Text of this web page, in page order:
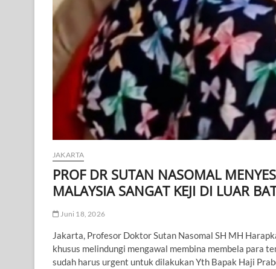
JAKARTA
PROF DR SUTAN NASOMAL
MALAYSIA SANGAT KEJI DI LUAR
Juni 18, 2026
Jakarta, Profesor Doktor Sutan Nasomal SH MH
khusus melindungi mengawal membina membela para
sudah harus urgent untuk dilakukan Yth Bapak Haji